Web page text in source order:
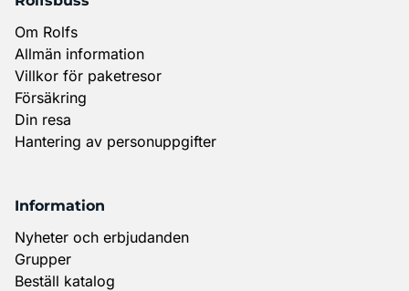
Om Rolfs
Allmän information
Villkor för paketresor
Försäkring
Din resa
Hantering av personuppgifter
Information
Nyheter och erbjudanden
Grupper
Beställ katalog